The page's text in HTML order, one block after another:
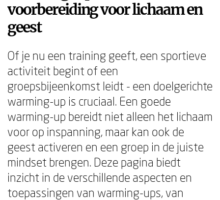
voorbereiding voor lichaam en
geest
Of je nu een training geeft, een sportieve
activiteit begint of een
groepsbijeenkomst leidt - een doelgerichte
warming-up is cruciaal. Een goede
warming-up bereidt niet alleen het lichaam
voor op inspanning, maar kan ook de
geest activeren en een groep in de juiste
mindset brengen. Deze pagina biedt
inzicht in de verschillende aspecten en
toepassingen van warming-ups, van